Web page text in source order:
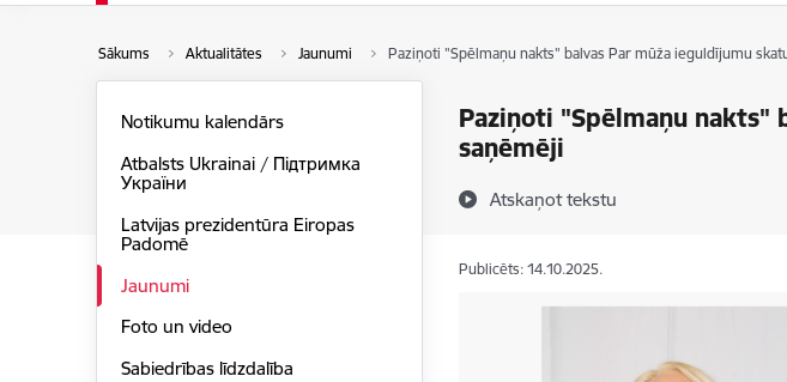
Sākums Aktualitātes Jaunumi Paziņoti "Spēlmaņu nakts" balvas Par mūža ieguldījumu
Paziņoti "Spēlmaņu nakts"
saņēmēji
Atskaņot tekstu
Notikumu kalendārs
Atbalsts Ukrainai / Підтримка
України
Latvijas prezidentūra Eiropas
Padomē
Jaunumi
Foto un video
Sabiedrības līdzdalība
Publicēts: 14.10.2025.